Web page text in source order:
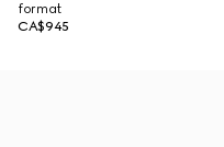
format
CA$945